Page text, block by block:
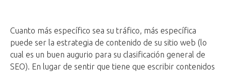
Cuanto más específico sea su tráfico, más específica
puede ser la estrategia de contenido de su sitio web (lo
cual es un buen augurio para su clasificación general de
SEO). En lugar de sentir que tiene que escribir contenidos